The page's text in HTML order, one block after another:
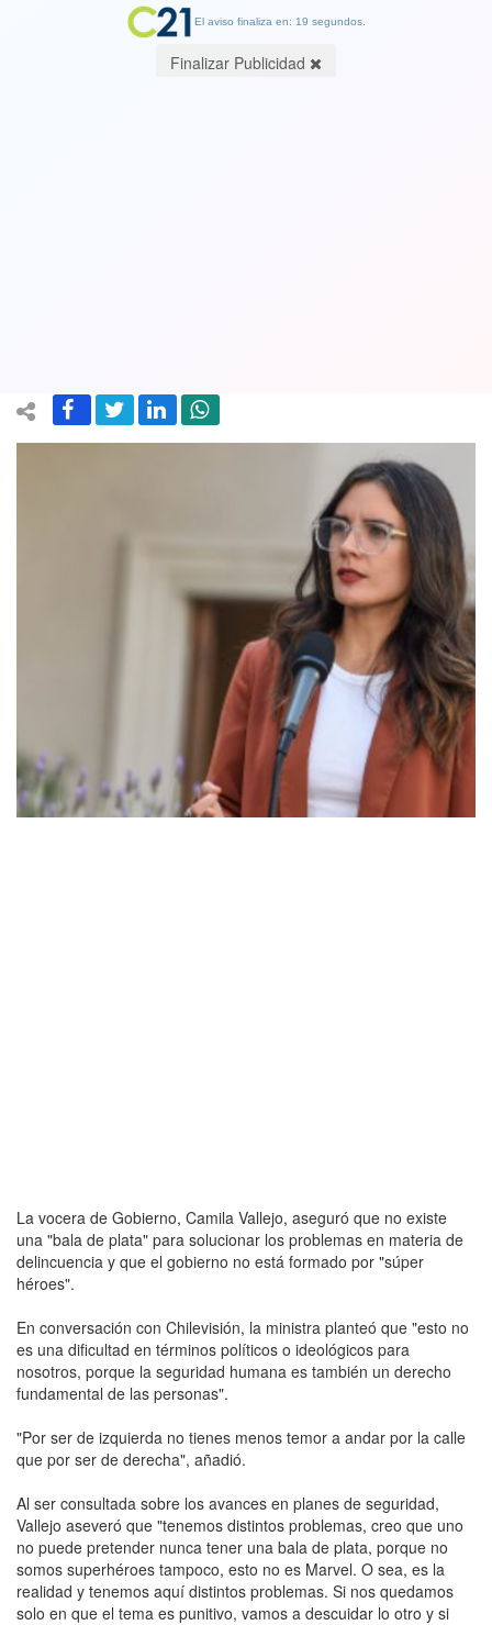
La vocera de Gobierno, Camila Vallejo, aseguró que no existe
una "bala de plata" para solucionar los problemas en materia de
delincuencia y que el gobierno no está formado por "súper
héroes".
En conversación con Chilevisión, la ministra planteó que "esto no
es una dificultad en términos políticos o ideológicos para
nosotros, porque la seguridad humana es también un derecho
fundamental de las personas".
"Por ser de izquierda no tienes menos temor a andar por la calle
que por ser de derecha", añadió.
Al ser consultada sobre los avances en planes de seguridad,
Vallejo aseveró que "tenemos distintos problemas, creo que uno
no puede pretender nunca tener una bala de plata, porque no
somos superhéroes tampoco, esto no es Marvel. O sea, es la
realidad y tenemos aquí distintos problemas. Si nos quedamos
solo en que el tema es punitivo, vamos a descuidar lo otro y si
El aviso finaliza en: 19 segundos.
Finalizar Publicidad